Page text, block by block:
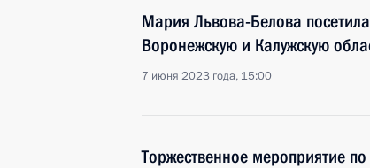
Мария Львова-Белова
Воронежскую и Калужскую
7 июня 2023 года, 15:00
Торжественное мероприятие